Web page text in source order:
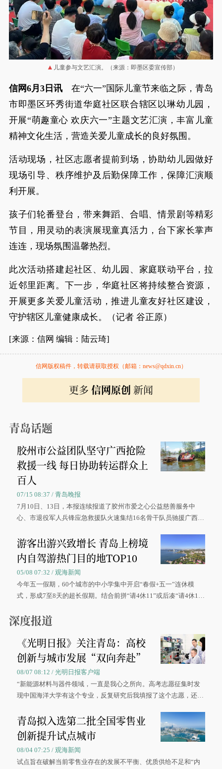
儿童参与文艺汇演。（来源：即墨区委宣传部）
信网6月3日讯在“六一”国际儿童节来临之际，青岛
市即墨区环秀街道华庭社区联合辖区以琳幼儿园，
开展“萌趣童心 欢庆六一”主题文艺汇演，丰富儿童
精神文化生活，营造关爱儿童成长的良好氛围。
活动现场，社区志愿者提前到场，协助幼儿园做好
现场引导、秩序维护及后勤保障工作，保障汇演顺
利开展。
孩子们轮番登台，带来舞蹈、合唱、情景剧等精彩
节目，用灵动的表演展现童真活力，台下家长掌声
连连，现场氛围温馨热烈。
此次活动搭建起社区、幼儿园、家庭联动平台，拉
近邻里距离。下一步，华庭社区将持续整合资源，
开展更多关爱儿童活动，推进儿童友好社区建设，
守护辖区儿童健康成长。（记者 谷正原）
[来源：信网 编辑：陆云琦]
信网版权稿件，转载请获取授权（邮箱：news@qdxin.cn）
更多 信网原创 新闻
青岛话题
胶州市公益团队坚守广西抢险
救援一线 每日协助转运群众上
百人
07/15 08:37 / 青岛晚报
7月10日、13日，本报连续报道了胶州市爱之心公益慈善服务中
心、市退役军人兵锋应急救援队火速集结16名骨干队员驰援广西灾
游客出游兴致增长 青岛上榜境
内自驾游热门目的地TOP10
05/08 07:32 / 观海新闻
今年五一假期，60个城市的中小学集中开启“春假+五一”连休模
式，形成7至8天的超长假期。结合前拼“请4休11”或后凑“请4休1
深度报道
《光明日报》关注青岛：高校
创新与城市发展“双向奔赴”
08/07 08:12 / 光明日报客户端
“新能源材料与器件领域，一直是我心之所向。高考志愿征集时发
现中国海洋大学有这个专业，反复研究后我填报了这个志愿，还真
大学材料科学与工程学院材料类专业的录取通知书。
青岛拟入选第二批全国零售业
创新提升试点城市
08/04 07:25 / 观海新闻
试点旨在破解当前零售业存在的发展不平衡、优质供给不足和“内